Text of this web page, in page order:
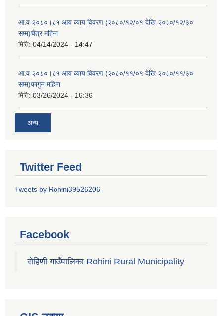
आ.व २०८०।८१ आय व्याय विवरण (२०८०/१२/०१ देखि २०८०/१२/३०
सम्म)चैत्र महिना
मिति: 04/14/2024 - 14:47
आ.व २०८०।८१ आय व्याय विवरण (२०८०/११/०१ देखि २०८०/११/३०
सम्म)फागुन महिना
मिति: 03/26/2024 - 16:36
अन्य
Twitter Feed
Tweets by Rohini39526206
Facebook
रोहिणी गाउँपालिका Rohini Rural Municipality